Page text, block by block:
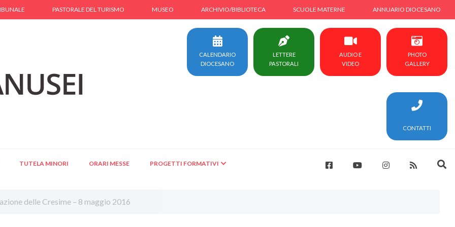
PASTORALE DEL TURISMO MUSEO ARCHIVIO/BIBLIOTECA SCUOLE MATERNE ANNUARIO DIOCESANO
CALENDARIO
DIOCESANO
LETTERE
PASTORALI
AUDIO E
VIDEO
PHOTO
GALLERY
CONTATTI
TUTELA MINORI ORARI MESSE PROGETTI FORMATIVI
delle Cresime – 8 maggio 2016